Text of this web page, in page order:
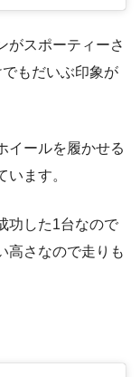
がスポーティーさ
もだいぶ印象が
イールを履かせる
ます。
功した1台なので
高さなので走りも